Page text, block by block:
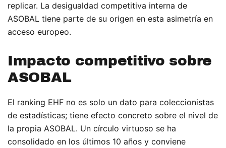
replicar. La desigualdad competitiva interna de
ASOBAL tiene parte de su origen en esta asimetría en
acceso europeo.
Impacto competitivo sobre
ASOBAL
El ranking EHF no es solo un dato para coleccionistas
de estadísticas; tiene efecto concreto sobre el nivel de
la propia ASOBAL. Un círculo virtuoso se ha
consolidado en los últimos 10 años y conviene